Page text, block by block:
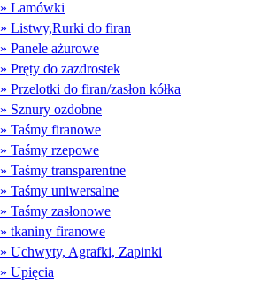
» Lamówki
» Listwy,Rurki do firan
» Panele ażurowe
» Pręty do zazdrostek
» Przelotki do firan/zasłon kółka
» Sznury ozdobne
» Taśmy firanowe
» Taśmy rzepowe
» Taśmy transparentne
» Taśmy uniwersalne
» Taśmy zasłonowe
» tkaniny firanowe
» Uchwyty, Agrafki, Zapinki
» Upięcia